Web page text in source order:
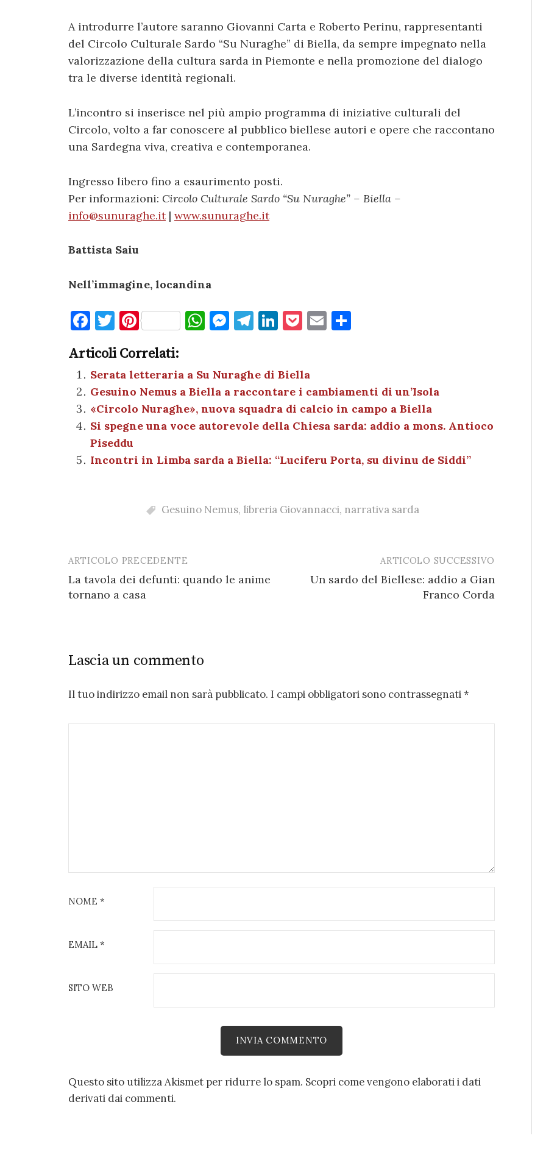
A introdurre l’autore saranno Giovanni Carta e Roberto Perinu, rappresentanti
del Circolo Culturale Sardo “Su Nuraghe” di Biella, da sempre impegnato nella
valorizzazione della cultura sarda in Piemonte e nella promozione del dialogo
tra le diverse identità regionali.
L’incontro si inserisce nel più ampio programma di iniziative culturali del
Circolo, volto a far conoscere al pubblico biellese autori e opere che raccontano
una Sardegna viva, creativa e contemporanea.
Ingresso libero fino a esaurimento posti.
Per informazioni: Circolo Culturale Sardo “Su Nuraghe” – Biella –
info@sunuraghe.it| www.sunuraghe.it
Battista Saiu
Nell’immagine, locandina
F
c
e
b
o
o
k
T
it
te
r
Pi
er
es
t
W
s
A
p
p
M
n
g
er
T
gr
a
m
Li
e
dI
n
P
k
et
E
vi
di
Articoli Correlati:
Serata letteraria a Su Nuraghe di Biella
Gesuino Nemus a Biella a raccontare i cambiamenti di un’Isola
«Circolo Nuraghe», nuova squadra di calcio in campo a Biella
Si spegne una voce autorevole della Chiesa sarda: addio a mons. Antioco
Piseddu
Incontri in Limba sarda a Biella: “Luciferu Porta, su divinu de Siddi”
Gesuino Nemus, libreria Giovannacci, narrativa sarda
Post
navigation
ARTICOLO PRECEDENTE
La tavola dei defunti: quando le anime
tornano a casa
ARTICOLO SUCCESSIVO
Un sardo del Biellese: addio a Gian
Franco Corda
Lascia un commento
Il tuo indirizzo email non sarà pubblicato. I campi obbligatori sono contrassegnati*
NOME *
EMAIL *
SITO WEB
Questo sito utilizza Akismet per ridurre lo spam. Scopri come vengono elaborati i dati
derivati dai commenti.